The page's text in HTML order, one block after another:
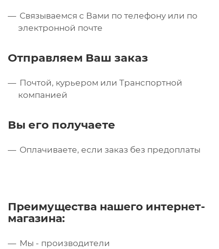
Связываемся с Вами по телефону или по
электронной почте
Отправляем Ваш заказ
Почтой, курьером или Транспортной
компанией
Вы его получаете
Оплачиваете, если заказ без предоплаты
Преимущества нашего интернет-
магазина:
Мы - производители